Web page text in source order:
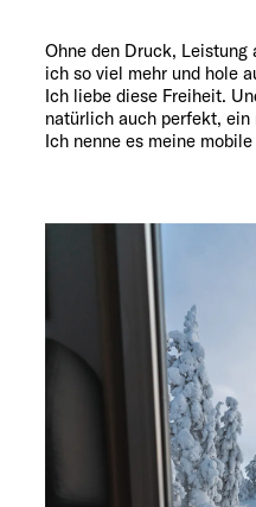
Ohne den Druck, Leistung
ich so viel mehr und hole
Ich liebe diese Freiheit.
natürlich auch perfekt, ein
Ich nenne es meine